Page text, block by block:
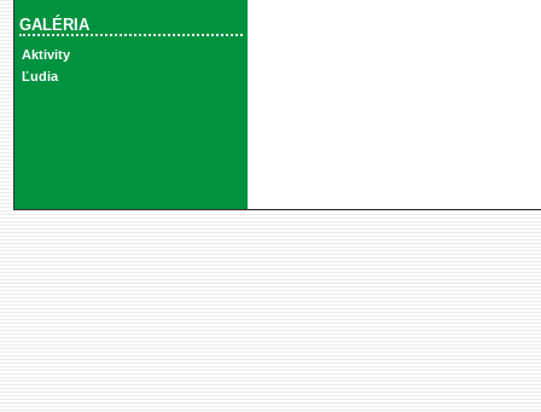
GALÉRIA
Aktivity
Ľudia